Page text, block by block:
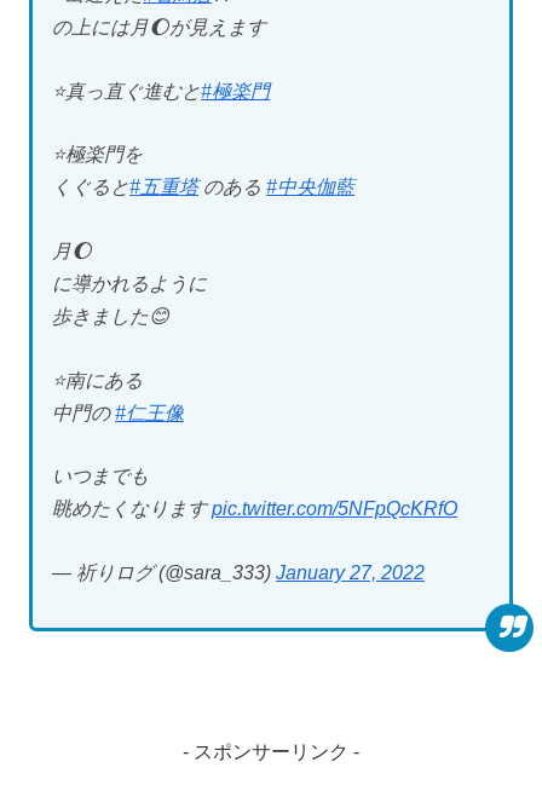
の上には月🌔が見えます
⭐️真っ直ぐ進むと#極楽門
⭐️極楽門を
くぐると#五重塔のある #中央伽藍
月🌔
に導かれるように
歩きました😊
⭐️南にある
中門の#仁王像
いつまでも
眺めたくなりますpic.twitter.com/5NFpQcKRfO
— 祈りログ (@sara_333) January 27, 2022
- スポンサーリンク -